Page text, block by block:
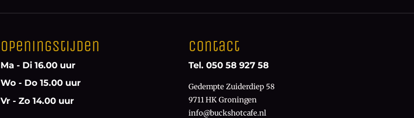
Openingstijden
Ma - Di 16.00 uur
Wo - Do 15.00 uur
Vr - Zo 14.00 uur
Contact
Tel. 050 58 927 58
Gedempte Zuiderdiep 58
9711 HK Groningen
info@buckshotcafe.nl